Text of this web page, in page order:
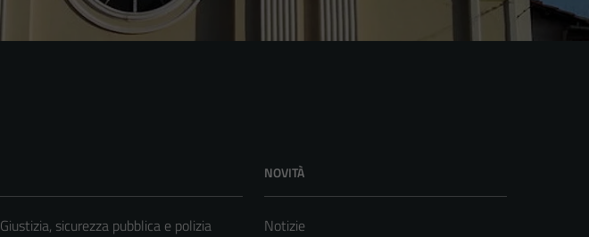
Giustizia, sicurezza pubblica e polizia
NOVITÀ
Notizie